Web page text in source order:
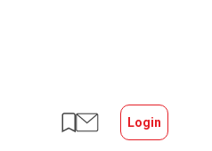
Login